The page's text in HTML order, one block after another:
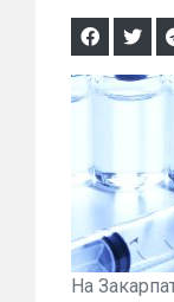
На